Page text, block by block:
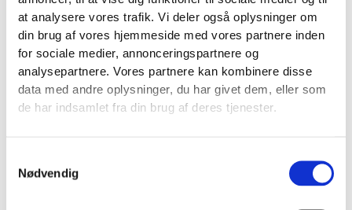
at analysere vores trafik. Vi deler også oplysninger om
din brug af vores hjemmeside med vores partnere inden
for sociale medier, annonceringspartnere og
analysepartnere. Vores partnere kan kombinere disse
data med andre oplysninger, du har givet dem, eller som
de har indsamlet fra din brug af deres tjenester.
Nødvendig
Kevin Denberg
Account Manager
Julie Lander Henriksen
Webudvikler
54 58 98 02